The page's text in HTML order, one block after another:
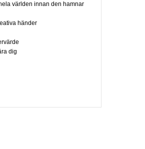
världen innan den hamnar
händer
dig